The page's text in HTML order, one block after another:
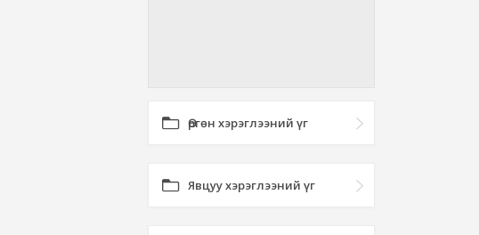
Өргөн хэрэглээний үг
Явцуу хэрэглээний үг